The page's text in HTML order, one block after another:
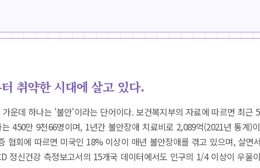
취약한 시대에 살고 있다.
운데 하나는 '불안'이라는 단어이다. 보건복지부의 자료에 따르면 최근
450만 9천66명이며, 1년간 불안장애 치료비로 2,089억(2021년 통계)
협회에 따르면 미국인 18% 이상이 매년 불안장애를 겪고 있으며, 살면
정신건강 측정보고서의 15개국 데이터에서도 인구의 1/4 이상이 우울